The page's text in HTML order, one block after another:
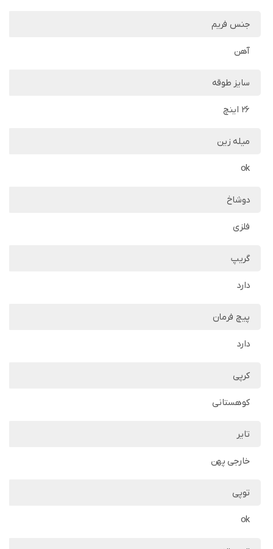
جنس فریم
آهن
سایز طوقه
26 اینچ
میله زین
ok
دوشاخ
فلزی
گریپ
دارد
پیچ فرمان
دارد
کرپی
کوهستانی
تایر
خارجی پهن
توپی
ok